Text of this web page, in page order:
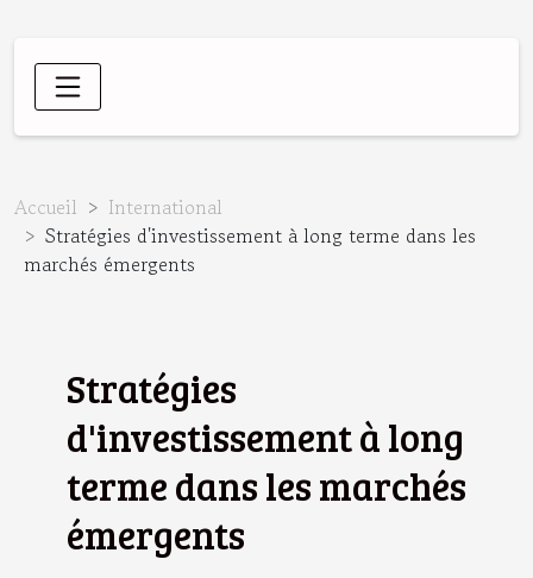
Accueil
International
Stratégies d'investissement à long terme dans les
marchés émergents
Stratégies
d'investissement à long
terme dans les marchés
émergents